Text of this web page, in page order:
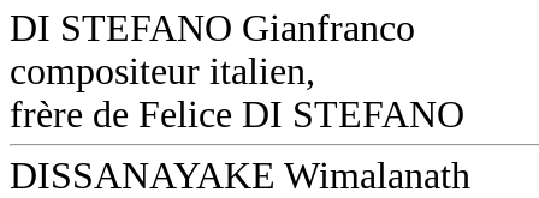
DI STEFANO Gianfranco
compositeur italien,
frère de Felice DI STEFANO
DISSANAYAKE Wimalanath